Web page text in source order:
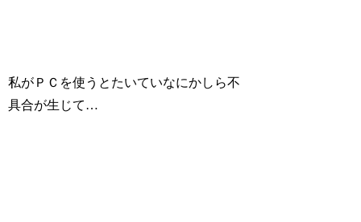
私がＰＣを使うとたいていなにかしら不
具合が生じて…